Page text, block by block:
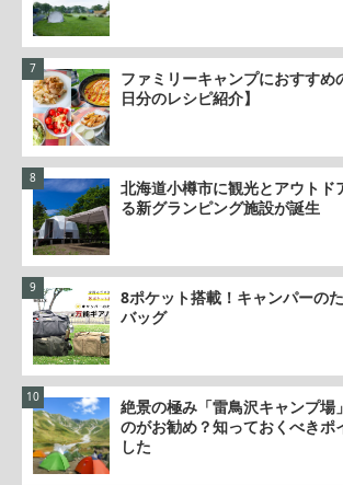
ファミリーキャンプにおすすめ
日分のレシピ紹介】
北海道小樽市に観光とアウトド
る新グランピング施設が誕生
8ポケット搭載！キャンパーの
バッグ
絶景の極み「雷鳥沢キャンプ場
のがお勧め？知っておくべきポ
した